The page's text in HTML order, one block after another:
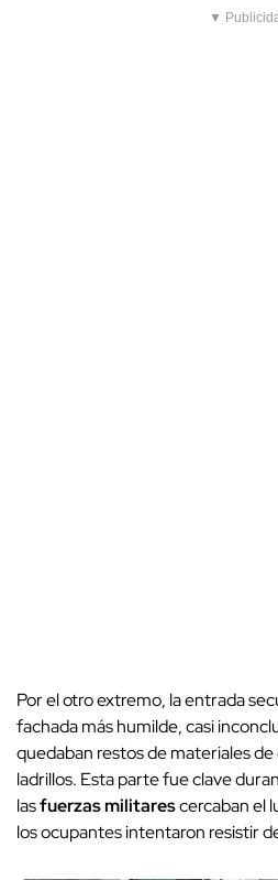
▼
Por el otro extremo, la entrada
fachada más humilde, casi
quedaban restos de materiales
ladrillos. Esta parte fue clave
lasfuerzas militarescercaban el
los ocupantes intentaron resistir